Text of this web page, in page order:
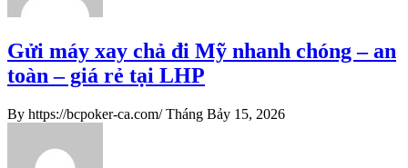
Gửi máy xay chả đi Mỹ nhanh chóng – an
toàn – giá rẻ tại LHP
By https://bcpoker-ca.com/ Tháng Bảy 15, 2026